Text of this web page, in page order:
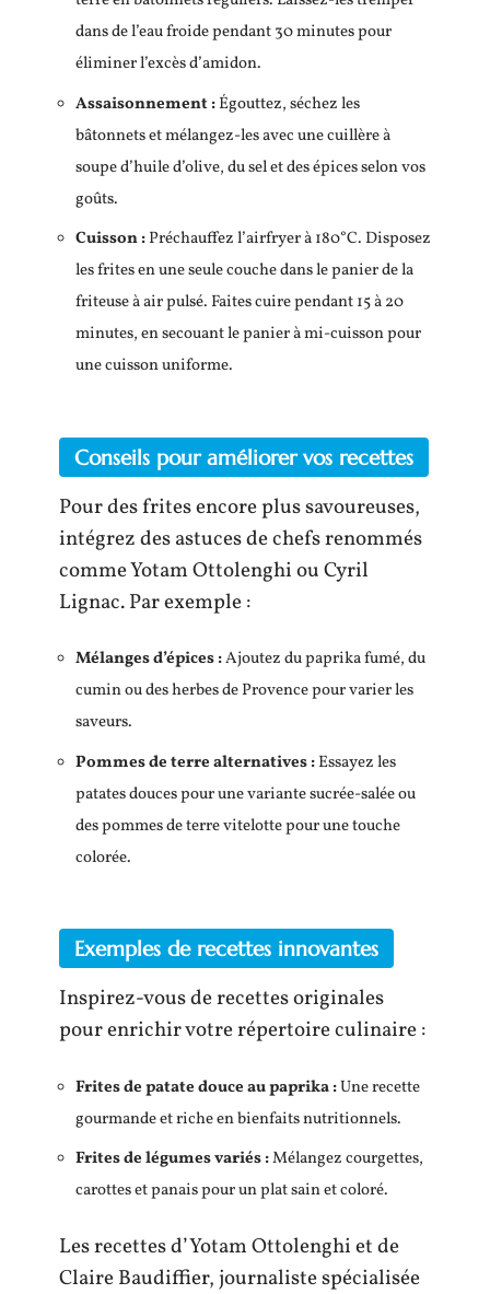
dans de l’eau froide pendant 30 minutes pour
éliminer l’excès d’amidon.
Assaisonnement :Égouttez, séchez les
bâtonnets et mélangez-les avec une cuillère à
soupe d’huile d’olive, du sel et des épices selon vos
goûts.
Cuisson :Préchauffez l’airfryer à 180°C. Disposez
les frites en une seule couche dans le panier de la
friteuse à air pulsé. Faites cuire pendant 15 à 20
minutes, en secouant le panier à mi-cuisson pour
une cuisson uniforme.
Conseils pour améliorer vos recettes
Pour des frites encore plus savoureuses,
intégrez des astuces de chefs renommés
comme Yotam Ottolenghi ou Cyril
Lignac. Par exemple :
Mélanges d’épices :Ajoutez du paprika fumé, du
cumin ou des herbes de Provence pour varier les
saveurs.
Pommes de terre alternatives :Essayez les
patates douces pour une variante sucrée-salée ou
des pommes de terre vitelotte pour une touche
colorée.
Exemples de recettes innovantes
Inspirez-vous de recettes originales
pour enrichir votre répertoire culinaire :
Frites de patate douce au paprika :Une recette
gourmande et riche en bienfaits nutritionnels.
Frites de légumes variés :Mélangez courgettes,
carottes et panais pour un plat sain et coloré.
Les recettes d’Yotam Ottolenghi et de
Claire Baudiffier, journaliste spécialisée